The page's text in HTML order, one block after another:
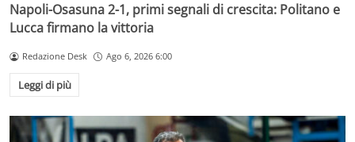
Napoli-Osasuna 2-1, primi segnali di crescita: Politano e
Lucca firmano la vittoria
Redazione Desk Ago 6, 2026 6:00
Leggi di più